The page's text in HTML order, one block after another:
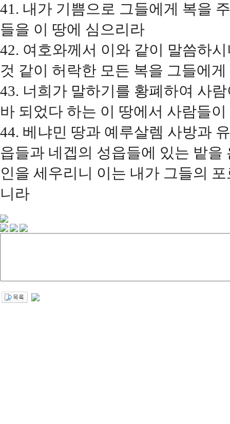
41. 내가 기쁨으로 그들에게 복을
들을 이 땅에 심으리라
42. 여호와께서 이와 같이 말씀하
것 같이 허락한 모든 복을 그들에
43. 너희가 말하기를 황폐하여 사
바 되었다 하는 이 땅에서 사람들
44. 베냐민 땅과 예루살렘 사방과
읍들과 네겝의 성읍들에 있는 밭
인을 세우리니 이는 내가 그들의
니라